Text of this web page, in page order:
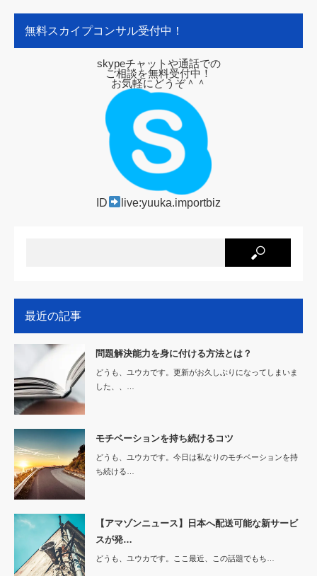
無料スカイプコンサル受付中！
skypeチャットや通話での
ご相談を無料受付中！
お気軽にどうぞ＾＾
ID live:yuuka.importbiz
最近の記事
問題解決能力を身に付ける方法とは？
どうも、ユウカです。更新がお久しぶりになってしまいま
した、、…
モチベーションを持ち続けるコツ
どうも、ユウカです。今日は私なりのモチベーションを持
ち続ける…
【アマゾンニュース】日本へ配送可能な新サービ
スが発…
どうも、ユウカです。ここ最近、この話題でもち…